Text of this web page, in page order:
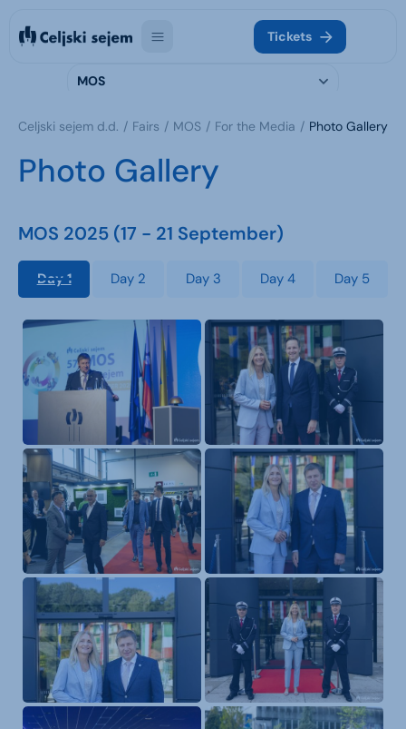
Tickets
MOS
Celjski sejem d.d. Fairs MOS For the Media Photo Gallery
Photo Gallery
MOS 2025 (17 - 21 September)
Day 1 Day 2 Day 3 Day 4 Day 5